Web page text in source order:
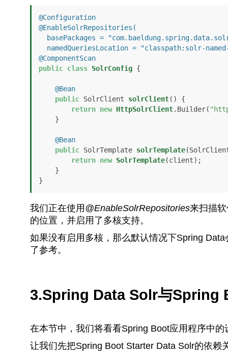
@Configuration
@EnableSolrRepositories(
namedQueriesLocation = "classpath:solr-
@ComponentScan
public class SolrConfig {
@Bean
public SolrClient solrClient()
{
return new HttpSolrClient.Builder(
@Bean
public SolrTemplate solrTemplate
return new SolrTemplate(client);
}
我们正在使用 @EnableSolrRepositories来扫描
的位置，并启用了多核支持。
如果没有启用多核，那么默认情况下Spring
了参考。
3.Spring Data Solr与Spring
在本节中，我们将看看Spring Boot应用程序中的
让我们先把Spring Boot Starter Data Solr的依赖